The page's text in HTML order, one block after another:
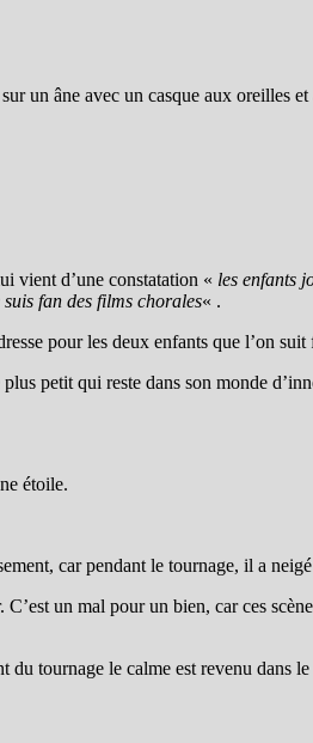
un âne avec un casque aux oreilles et
vient d’une constatation « les enfants
fan des films chorales« .
pour les deux enfants que l’on suit
petit qui reste dans son monde
étoile.
car pendant le tournage, il a
un mal pour un bien, car ces
du tournage le calme est revenu dans le